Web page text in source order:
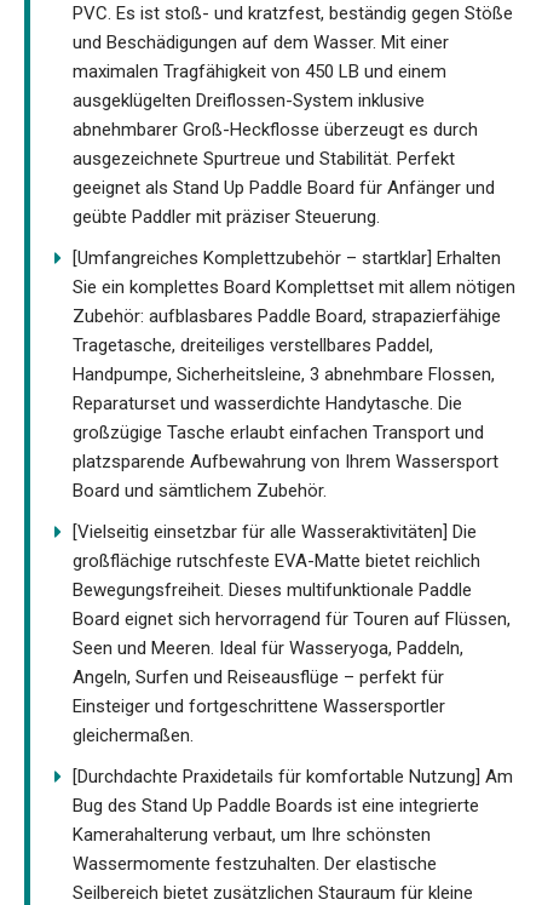
PVC. Es ist stoß- und kratzfest, beständig gegen Stöße
und Beschädigungen auf dem Wasser. Mit einer
maximalen Tragfähigkeit von 450 LB und einem
ausgeklügelten Dreiflossen-System inklusive
abnehmbarer Groß-Heckflosse überzeugt es durch
ausgezeichnete Spurtreue und Stabilität. Perfekt
geeignet als Stand Up Paddle Board für Anfänger und
geübte Paddler mit präziser Steuerung.
[Umfangreiches Komplettzubehör – startklar] Erhalten
Sie ein komplettes Board Komplettset mit allem nötigen
Zubehör: aufblasbares Paddle Board, strapazierfähige
Tragetasche, dreiteiliges verstellbares Paddel,
Handpumpe, Sicherheitsleine, 3 abnehmbare Flossen,
Reparaturset und wasserdichte Handytasche. Die
großzügige Tasche erlaubt einfachen Transport und
platzsparende Aufbewahrung von Ihrem Wassersport
Board und sämtlichem Zubehör.
[Vielseitig einsetzbar für alle Wasseraktivitäten] Die
großflächige rutschfeste EVA-Matte bietet reichlich
Bewegungsfreiheit. Dieses multifunktionale Paddle
Board eignet sich hervorragend für Touren auf Flüssen,
Seen und Meeren. Ideal für Wasseryoga, Paddeln,
Angeln, Surfen und Reiseausflüge – perfekt für
Einsteiger und fortgeschrittene Wassersportler
gleichermaßen.
[Durchdachte Praxidetails für komfortable Nutzung] Am
Bug des Stand Up Paddle Boards ist eine integrierte
Kamerahalterung verbaut, um Ihre schönsten
Wassermomente festzuhalten. Der elastische
Seilbereich bietet zusätzlichen Stauraum für kleine